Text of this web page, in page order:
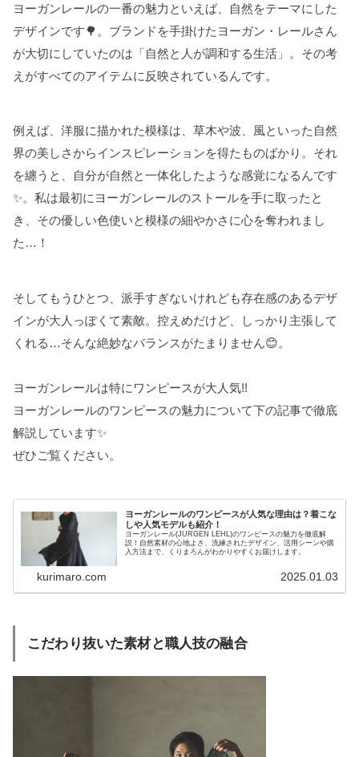
ヨーガンレールの一番の魅力といえば、自然をテーマにした
デザインです🌳。ブランドを手掛けたヨーガン・レールさん
が大切にしていたのは「自然と人が調和する生活」。その考
えがすべてのアイテムに反映されているんです。
例えば、洋服に描かれた模様は、草木や波、風といった自然
界の美しさからインスピレーションを得たものばかり。それ
を纏うと、自分が自然と一体化したような感覚になるんです
✨。私は最初にヨーガンレールのストールを手に取ったと
き、その優しい色使いと模様の細やかさに心を奪われまし
た…！
そしてもうひとつ、派手すぎないけれども存在感のあるデザ
インが大人っぽくて素敵。控えめだけど、しっかり主張して
くれる…そんな絶妙なバランスがたまりません😊。
ヨーガンレールは特にワンピースが大人気!!
ヨーガンレールのワンピースの魅力について下の記事で徹底
解説しています✨
ぜひご覧ください。
ヨーガンレールのワンピースが人気な理由は？着こな
しや人気モデルも紹介！
ヨーガンレール(JURGEN LEHL)のワンピースの魅力を徹底解
説！自然素材の心地よさ、洗練されたデザイン、活用シーンや購
入方法まで、くりまろんがわかりやすくお届けします。
kurimaro.com 2025.01.03
こだわり抜いた素材と職人技の融合